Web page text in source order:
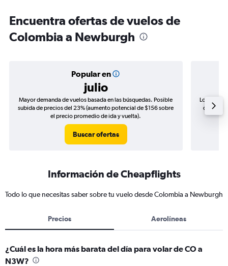
Encuentra ofertas de vuelos de
Colombia a Newburgh
Popular en
julio
Mayor demanda de vuelos basada en las búsquedas. Posible
subida de precios del 23% (aumento potencial de $156 sobre
el precio promedio de ida y vuelta).
Buscar ofertas
Los
de
Información de Cheapflights
Todo lo que necesitas saber sobre tu vuelo desde Colombia a Newburgh
Precios Aerolíneas
¿Cuál es la hora más barata del día para volar de CO a
N3W?